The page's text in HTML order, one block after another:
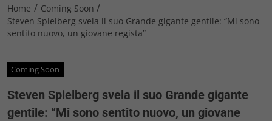
Home / Coming Soon /
Steven Spielberg svela il suo Grande gigante gentile: “Mi sono
sentito nuovo, un giovane regista”
Coming Soon
Steven Spielberg svela il suo Grande gigante
gentile: “Mi sono sentito nuovo, un giovane